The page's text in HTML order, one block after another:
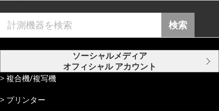
検索
ソーシャルメディア
オフィシャル アカウント
複合機/複写機
プリンター